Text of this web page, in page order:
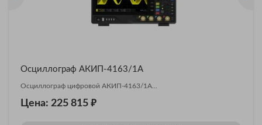
Осциллограф АКИП-4163/1А
Осциллограф цифровой АКИП-4163/1А...
Цена: 225 815 ₽